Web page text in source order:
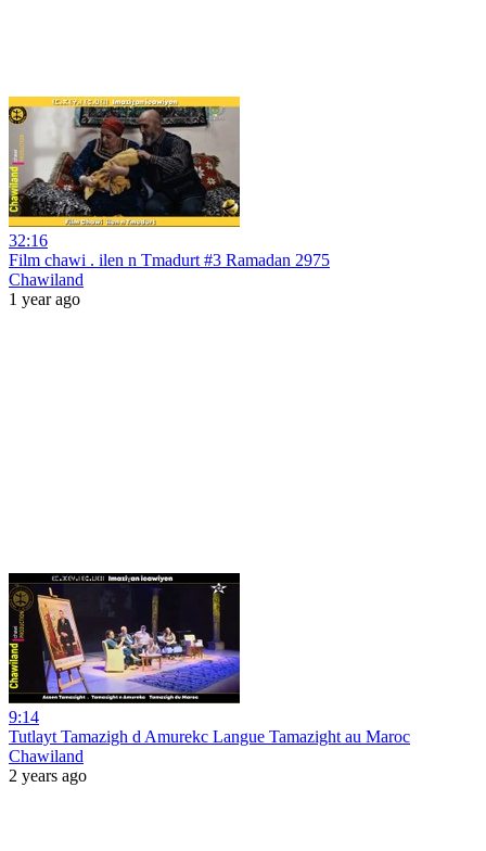
32:16
Film chawi . ilen n Tmadurt #3 Ramadan 2975
Chawiland
1 year ago
9:14
Tutlayt Tamazigh d Amurekc Langue Tamazight au Maroc
Chawiland
2 years ago